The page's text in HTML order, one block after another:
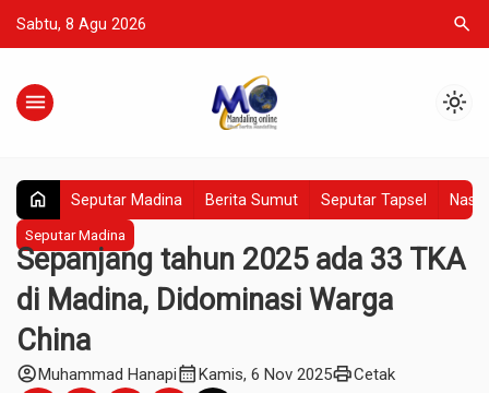
Sabtu, 8 Agu 2026 search
menu light_mode
home Seputar Madina Berita Sumut Seputar Tapsel
Seputar Madina
Sepanjang tahun 2025 ada 33 TKA
di Madina, Didominasi Warga
China
account_circleMuhammad Hanapicalendar_monthKamis, 6 Nov 2025printCetak